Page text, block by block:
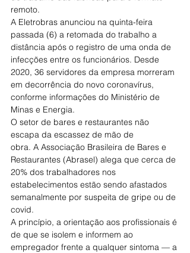
remoto.
A Eletrobras anunciou na quinta-feira
passada (6) a retomada do trabalho a
distância após o registro de uma onda de
infecções entre os funcionários. Desde
2020, 36 servidores da empresa morreram
em decorrência do novo coronavírus,
conforme informações do Ministério de
Minas e Energia.
O setor de bares e restaurantes não
escapa da escassez de mão de
obra. A Associação Brasileira de Bares e
Restaurantes (Abrasel) alega que cerca de
20% dos trabalhadores nos
estabelecimentos estão sendo afastados
semanalmente por suspeita de gripe ou de
covid.
A princípio, a orientação aos profissionais é
de que se isolem e informem ao
empregador frente a qualquer sintoma — a